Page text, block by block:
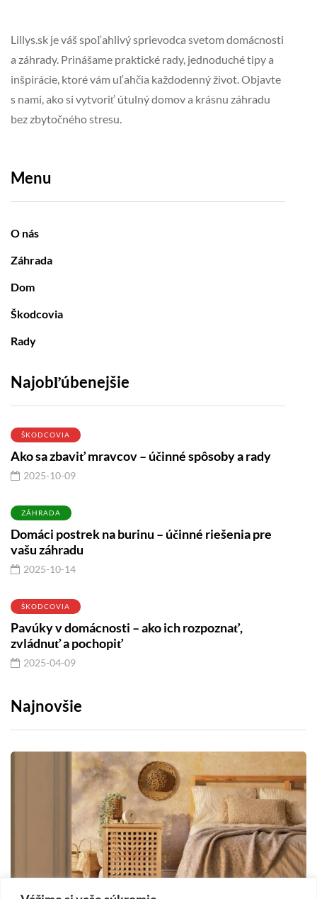
Lillys.sk je váš spoľahlivý sprievodca svetom domácnosti
a záhrady. Prinášame praktické rady, jednoduché tipy a
inšpirácie, ktoré vám uľahčia každodenný život. Objavte
s nami, ako si vytvoriť útulný domov a krásnu záhradu
bez zbytočného stresu.
Menu
O nás
Záhrada
Dom
Škodcovia
Rady
Najobľúbenejšie
ŠKODCOVIA
Ako sa zbaviť mravcov – účinné spôsoby a rady
2025-10-09
ZÁHRADA
Domáci postrek na burinu – účinné riešenia pre
vašu záhradu
2025-10-14
ŠKODCOVIA
Pavúky v domácnosti – ako ich rozpoznať,
zvládnuť a pochopiť
2025-04-09
Najnovšie